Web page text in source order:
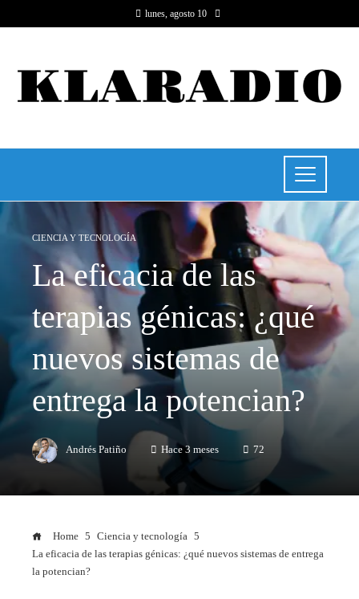
lunes, agosto 10
CIENCIA Y TECNOLOGÍA
La eficacia de las
terapias génicas: ¿qué
nuevos sistemas de
entrega la potencian?
Andrés Patiño Hace 3 meses 72
Home
Ciencia y tecnología
La eficacia de las terapias génicas: ¿qué nuevos sistemas de entrega
la potencian?